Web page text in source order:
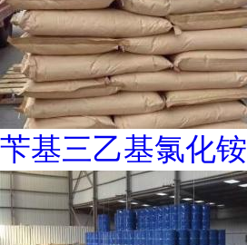
苄基三乙基氯化铵